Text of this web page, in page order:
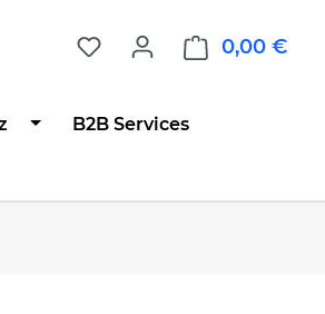
0,00 €
B2B Services